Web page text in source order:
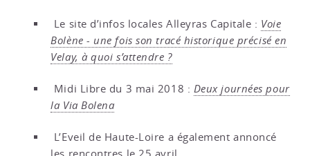
Le site d’infos locales Alleyras Capitale : Voie
Bolène - une fois son tracé historique précisé en
Velay, à quoi s’attendre ?
Midi Libre du 3 mai 2018 : Deux journées pour
la Via Bolena
L’Eveil de Haute-Loire a également annoncé